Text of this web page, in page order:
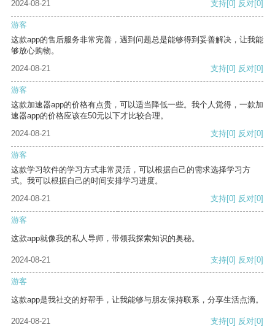
2024-08-21 支持[0] 反对[0]
游客
这款app的售后服务非常完善，遇到问题总是能够得到妥善解决，让我能
够放心购物。
2024-08-21
支持[0] 反对[0]
游客
这款加速器app的价格有点贵，可以适当降低一些。我个人觉得，一款加
速器app的价格应该在50元以下才比较合理。
2024-08-21
支持[0] 反对[0]
游客
这款学习软件的学习方式非常灵活，可以根据自己的需求选择学习方
式。我可以根据自己的时间安排学习进度。
2024-08-21
支持[0] 反对[0]
游客
这款app就像我的私人导师，带领我探索知识的奥秘。
2024-08-21 支持[0] 反对[0]
游客
这款app是我社交的好帮手，让我能够与朋友保持联系，分享生活点滴。
2024-08-21 支持[0] 反对[0]